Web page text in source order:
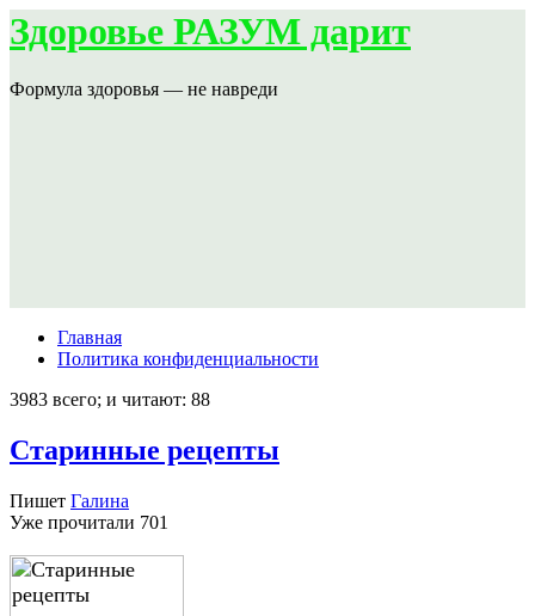
Здоровье РАЗУМ дарит
Формула здоровья — не навреди
Главная
Политика конфиденциальности
3983 всего; и читают: 88
Старинные рецепты
Пишет Галина
Уже прочитали 701